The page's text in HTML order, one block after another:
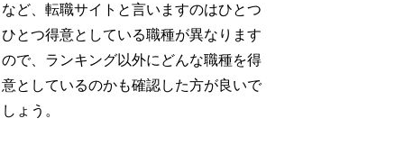
など、転職サイトと言いますのはひとつ
ひとつ得意としている職種が異なります
ので、ランキング以外にどんな職種を得
意としているのかも確認した方が良いで
しょう。